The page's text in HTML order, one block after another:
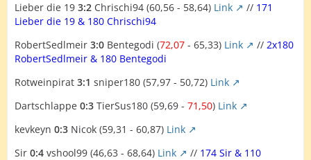
Lieber die 19 3:2 Chrischi94 (60,56 - 58,64) Link // 171
Lieber die 19 & 180 Chrischi94
RobertSedlmeir 3:0 Bentegodi (72,07 - 65,33) Link // 2x180
RobertSedlmeir & 180 Bentegodi
Rotweinpirat 3:1 sniper180 (57,97 - 50,72) Link
Dartschlappe 0:3 TierSus180 (59,69 - 71,50) Link
kevkeyn 0:3 Nicok (59,31 - 60,87) Link
Sir 0:4 vshool99 (46,63 - 68,64) Link // 174 Sir & 110